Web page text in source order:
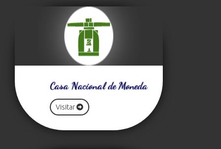
Casa Nacional de Moneda
Visitar